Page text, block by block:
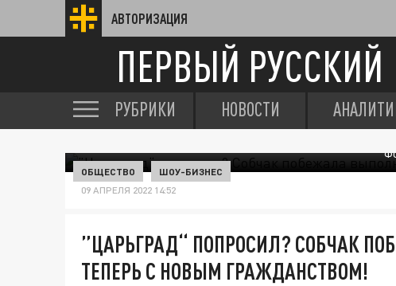
АВТОРИЗАЦИЯ
ПЕРВЫЙ РУССКИЙ
РУБРИКИ НОВОСТИ
ОБЩЕСТВО ШОУ-БИЗНЕС
09 АПРЕЛЯ 2022 14:52
”ЦАРЬГРАД“ ПОПРОСИЛ? СОБЧАК
ТЕПЕРЬ С НОВЫМ ГРАЖДАНСТВОМ!